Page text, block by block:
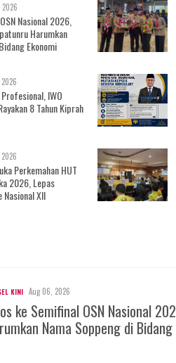
Nasional 2026,
Harumkan
Ekonomi
IWO
8 Tahun Kiprah
Perkemahan HUT
2026, Lepas
Nasional XII
KINI Aug 06, 2026
ke Semifinal OSN Nasional
Nama Soppeng di